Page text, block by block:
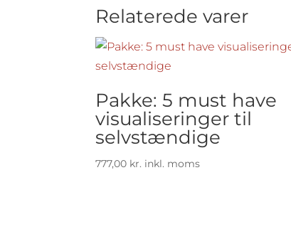
Relaterede varer
Pakke: 5 must have
visualiseringer til
selvstændige
777,00 kr. inkl. moms